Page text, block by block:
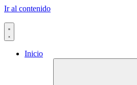
Ir al contenido
Inicio